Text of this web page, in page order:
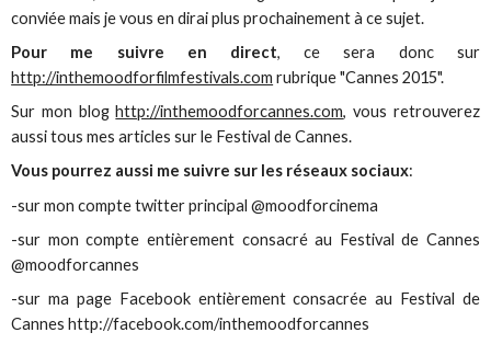
conviée mais je vous en dirai plus prochainement à ce sujet.
Pour me suivre en direct, ce sera donc sur
http://inthemoodforfilmfestivals.com rubrique "Cannes 2015".
Sur mon bloghttp://inthemoodforcannes.com, vous retrouverez
aussi tous mes articles sur le Festival de Cannes.
Vous pourrez aussi me suivre sur les réseaux sociaux:
-sur mon compte twitter principal @moodforcinema
-sur mon compte entièrement consacré au Festival de Cannes
@moodforcannes
-sur ma page Facebook entièrement consacrée au Festival de
Cannes http://facebook.com/inthemoodforcannes